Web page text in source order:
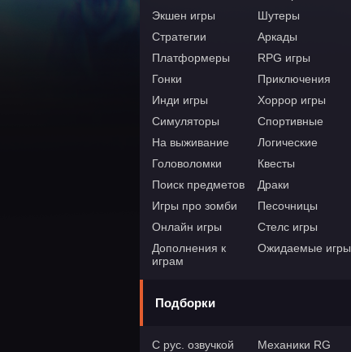
Экшен игры
Шутеры
Стратегии
Аркады
Платформеры
RPG игры
Гонки
Приключения
Инди игры
Хоррор игры
Симуляторы
Спортивные
На выживание
Логические
Головоломки
Квесты
Поиск предметов
Драки
Игры про зомби
Песочницы
Онлайн игры
Стелс игры
Дополнения к
играм
Ожидаемые игры
Подборки
С рус. озвучкой
Механики RG